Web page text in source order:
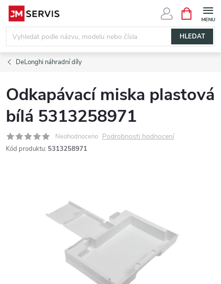
Přejít
obsah
HLEDAT
NÁKUPNÍ
KOŠÍK
DeLonghi náhradní díly
Odkapávací miska plastová
bílá 5313258971
Neohodnoceno Podrobnosti hodnocení
Kód produktu: 5313258971